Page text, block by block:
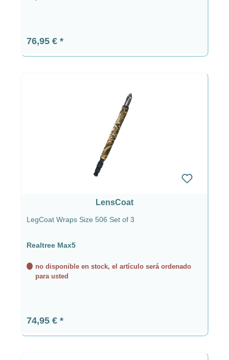
Precio normal:
76,95 €
LensCoat
LegCoat Wraps Size 506 Set of 3
Realtree Max5
no disponible en stock, el artículo será ordenado
para usted
Precio normal:
74,95 €